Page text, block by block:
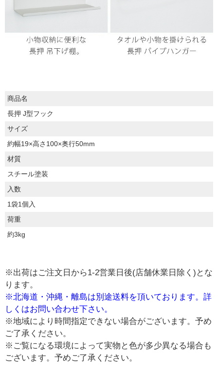
商品名
長押 J型フック
サイズ
約幅19×高さ100×奥行50mm
材質
スチール塗装
入数
1袋1個入
荷重
約3kg
※出荷はご注文日から1-2営業日後(店舗休業日除く)とな
ります。
※北海道・沖縄・離島は別途送料を頂いております。詳
しくはお問い合わせ下さい。
※地域により時間指定できない場合がございます。予め
ご了承ください。
※ご覧になる環境によって実物と色が多少異なる場合も
ございます。予めご了承ください。